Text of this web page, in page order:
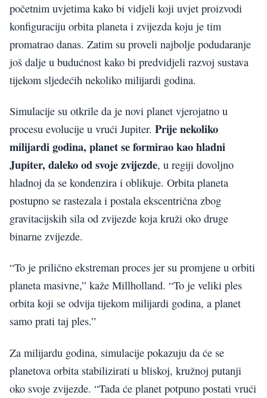
početnim uvjetima kako bi vidjeli koji uvjet proizvodi
konfiguraciju orbita planeta i zvijezda koju je tim
promatrao danas. Zatim su proveli najbolje podudaranje
još dalje u budućnost kako bi predvidjeli razvoj sustava
tijekom sljedećih nekoliko milijardi godina.
Simulacije su otkrile da je novi planet vjerojatno u
procesu evolucije u vrući Jupiter. Prije nekoliko
milijardi godina, planet se formirao kao hladni
Jupiter, daleko od svoje zvijezde, u regiji dovoljno
hladnoj da se kondenzira i oblikuje. Orbita planeta
postupno se rastezala i postala ekscentrična zbog
gravitacijskih sila od zvijezde koja kruži oko druge
binarne zvijezde.
“To je prilično ekstreman proces jer su promjene u orbiti
planeta masivne,” kaže Millholland. “To je veliki ples
orbita koji se odvija tijekom milijardi godina, a planet
samo prati taj ples.”
Za milijardu godina, simulacije pokazuju da će se
planetova orbita stabilizirati u bliskoj, kružnoj putanji
oko svoje zvijezde. “Tada će planet potpuno postati vrući